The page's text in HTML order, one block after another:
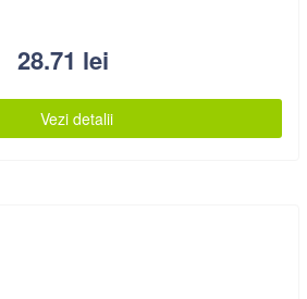
28.71 lei
Vezi detalii